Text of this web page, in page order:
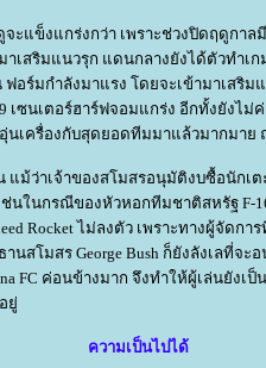
ะแข็งแกร่งกว่า เพราะช่วงปิดฤดูกา
เสริมแนวรุก แดนกลางยังได้ตัวทำเก
อร์มกำลังมาแรง โดยจะเข้ามาเสริ
ซนเตอร์ฮาร์ฟจอมแกร่ง อีกทั้งยังไม่
อุ่นเครื่องกับสุดยอดทีมมาแล้วมากมา
น แม้ว่าเจ้าของสโมสรอนุมัติงบซื้อนัก
นในกรณีของหัวหอกทีมชาติสหรัฐ F-
Rocket ไม่ลงตัว เพราะทางผู้จัดกา
นสโมสร George Bush ก็ยังลังเลที่จ
FC ค่อนข้างมาก จึงทำให้ผู้เล่นยังเ
ยู่
ความเป็นไปได้